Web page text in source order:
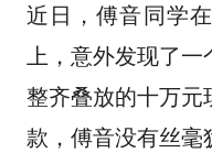
近日，傅音同学
上，意外发现了一
整齐叠放的十万元
款，傅音没有丝毫